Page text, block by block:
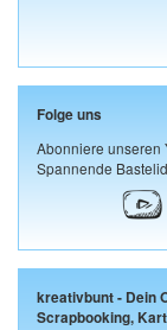
Folge uns
Abonniere unseren
Spannende
kreativbunt - Dein
Scrapbooking,